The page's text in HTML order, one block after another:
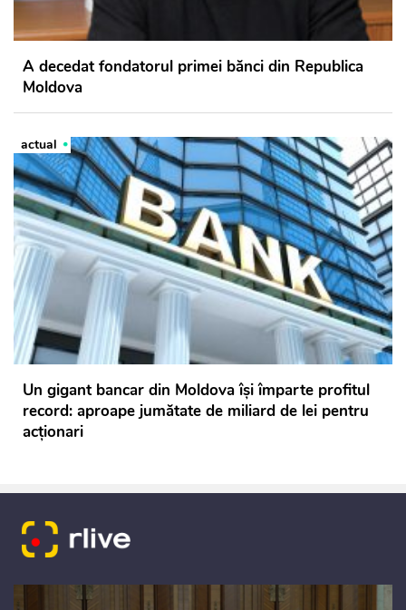
A decedat fondatorul primei bănci din Republica
Moldova
actual
Un gigant bancar din Moldova își împarte profitul
record: aproape jumătate de miliard de lei pentru
acționari